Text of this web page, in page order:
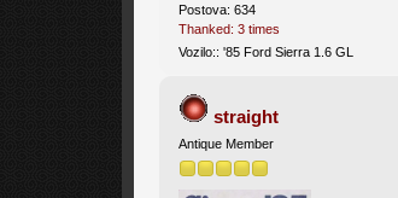
Postova: 634
Thanked: 3 times
Vozilo:: '85 Ford Sierra 1.6 GL
straight
Antique Member